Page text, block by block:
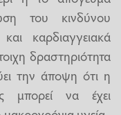
του κινδύνου
καρδιαγγειακά
δραστηριότητα
την άποψη ότι η
μπορεί να έχει